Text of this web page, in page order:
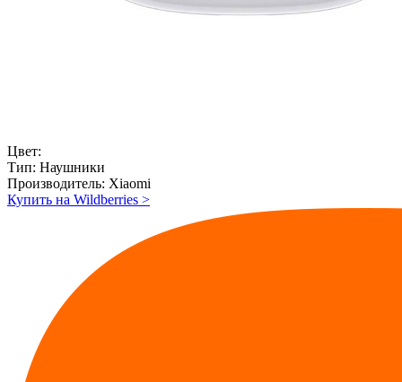
Цвет:
Тип: Наушники
Производитель: Xiaomi
Купить на Wildberries >